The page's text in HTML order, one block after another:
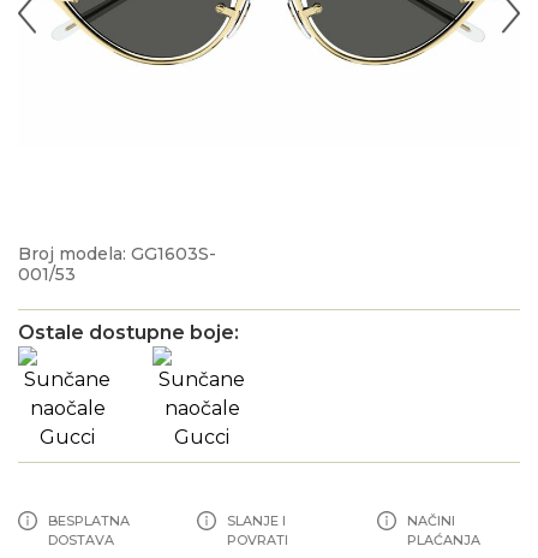
Broj modela: GG1603S-
001/53
Ostale dostupne boje:
BESPLATNA
DOSTAVA
SLANJE I
POVRATI
NAČINI
PLAĆANJA